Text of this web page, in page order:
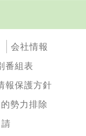
会社情報
番組表
報保護方針
勢力排除